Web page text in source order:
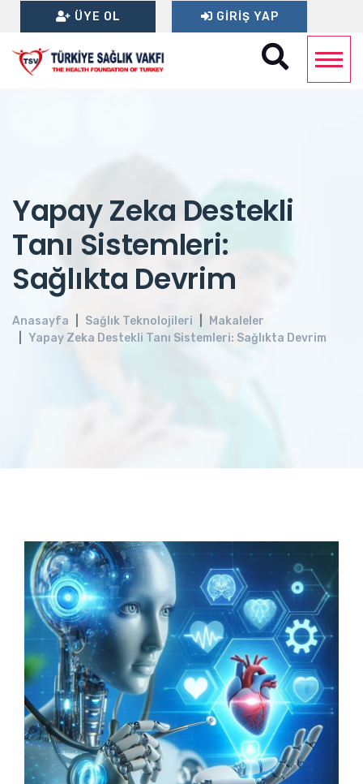
ÜYE OL GIRIŞ YAP
Yapay Zeka Destekli
Tanı Sistemleri:
Sağlıkta Devrim
Anasayfa Sağlık Teknolojileri
Makaleler
Yapay Zeka Destekli Tanı Sistemleri: Sağlıkta Devrim